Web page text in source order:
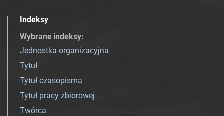
Indeksy
Wybrane indeksy:
Jednostka organizacyjna
Tytuł
Tytuł czasopisma
Tytuł pracy zbiorowej
Twórca